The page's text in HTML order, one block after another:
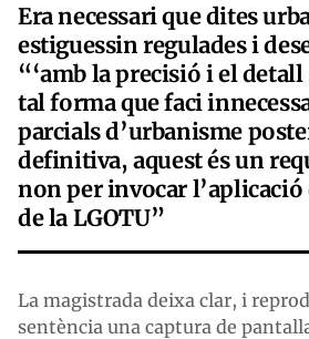
Era necessari que dites
estiguessin regulades i
“‘amb la precisió i el
tal forma que faci
parcials d’urbanisme
definitiva, aquest és un
non per invocar l’aplicació
de la LGOTU”
La magistrada deixa clar, i
sentència una captura de